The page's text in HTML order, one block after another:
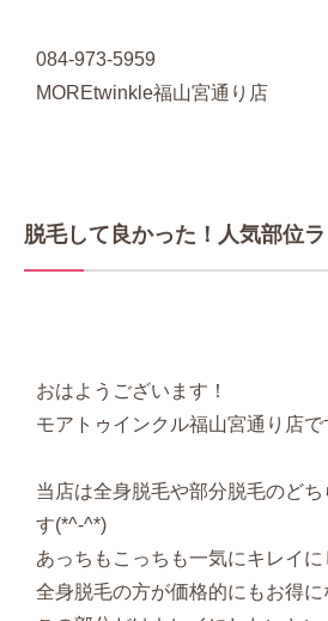
084-973-5959
MOREtwinkle福山宮通り店
脱毛して良かった！人気部位
おはようございます！
モアトゥインクル福山宮通り店
当店は全身脱毛や部分脱毛のどち
す(*^-^*)
あっちもこっちも一気にキレイ
全身脱毛の方が価格的にもお得